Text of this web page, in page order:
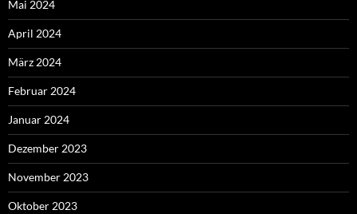
Mai 2024
April 2024
März 2024
Februar 2024
Januar 2024
Dezember 2023
November 2023
Oktober 2023